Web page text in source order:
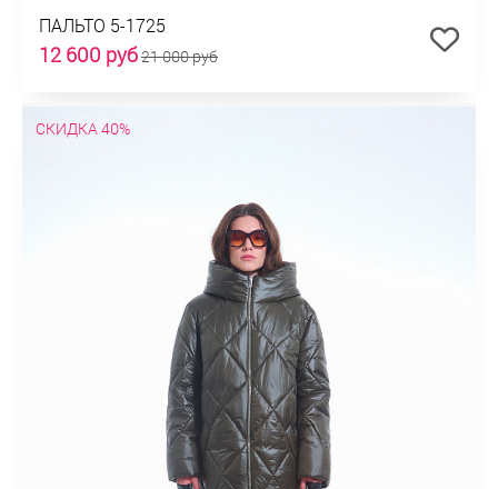
ПАЛЬТО 5-1725
12 600 руб21 000 руб
СКИДКА 40%